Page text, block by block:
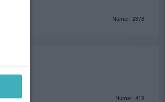
Numer: 2878
Numer: 419